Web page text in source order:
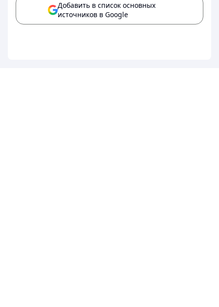
Добавить в список основных
источников в Google